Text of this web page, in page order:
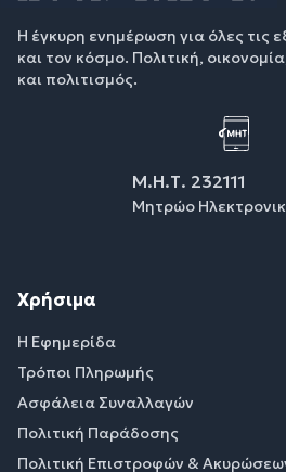
Η έγκυρη ενημέρωση για όλες τις
και τον κόσμο. Πολιτική,
και πολιτισμός.
Μ.Η.Τ. 232111
Μητρώο
Χρήσιμα
Η Εφημερίδα
Τρόποι Πληρωμής
Ασφάλεια Συναλλαγών
Πολιτική Παράδοσης
Πολιτική Επιστροφών &